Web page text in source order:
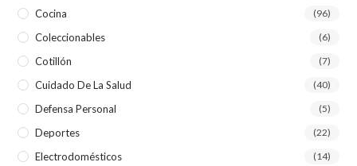
Cocina (96)
Coleccionables (6)
Cotillón (7)
Cuidado De La Salud (40)
Defensa Personal (5)
Deportes (22)
Electrodomésticos (14)